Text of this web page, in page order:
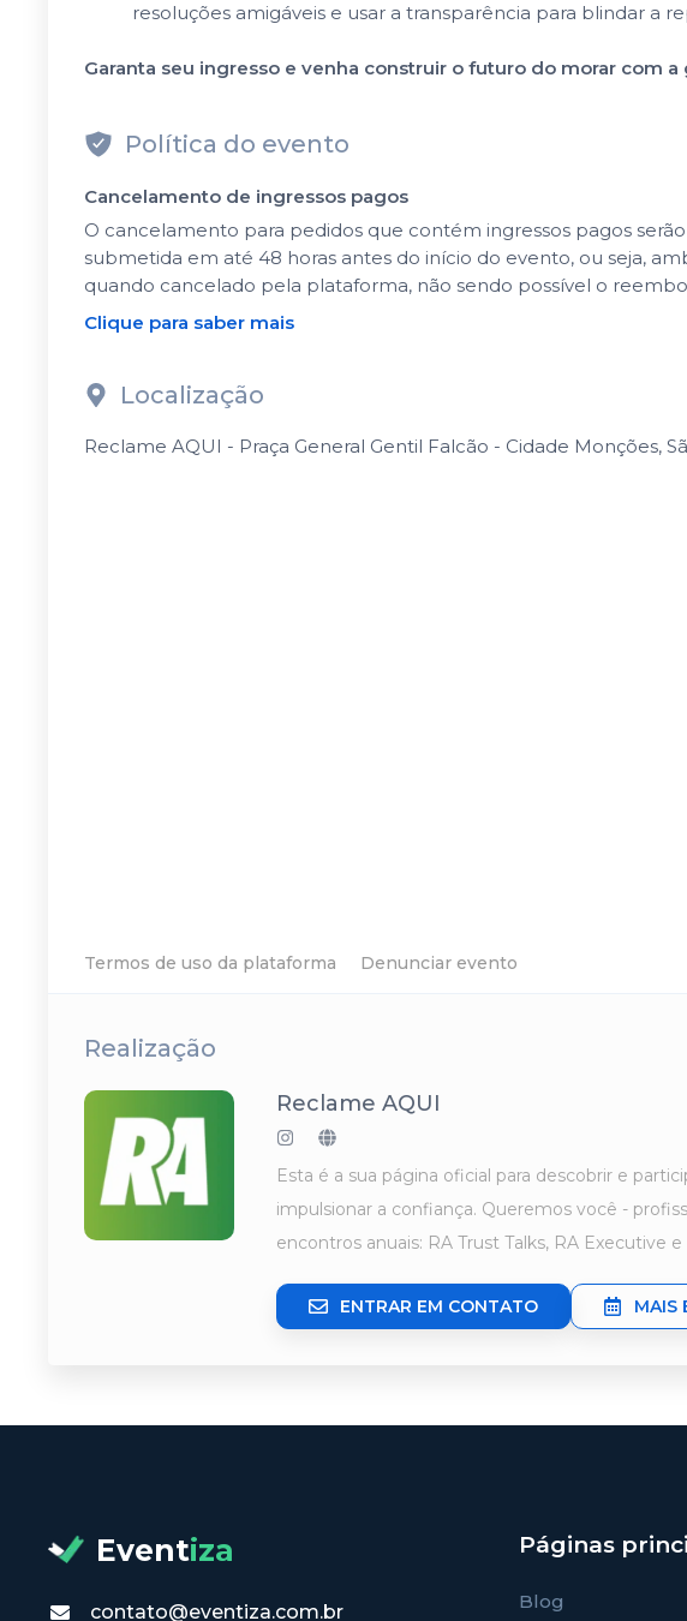
resoluções amigáveis e usar a transparência para blindar a
Garanta seu ingresso e venha construir o futuro do morar com a
Política do evento
Cancelamento de ingressos pagos
O cancelamento para pedidos que contém ingressos pagos
submetida em até 48 horas antes do início do evento, ou seja,
quando cancelado pela plataforma, não sendo possível o
Clique para saber mais
Localização
Reclame AQUI - Praça General Gentil Falcão - Cidade Monções,
Termos de uso da plataforma Denunciar evento
Realização
Reclame AQUI
Esta é a sua página oficial para descobrir e
impulsionar a confiança. Queremos você -
encontros anuais: RA Trust Talks, RA Executive
ENTRAR EM CONTATO MAIS
Eventiza
contato@eventiza.com.br
Páginas
Blog